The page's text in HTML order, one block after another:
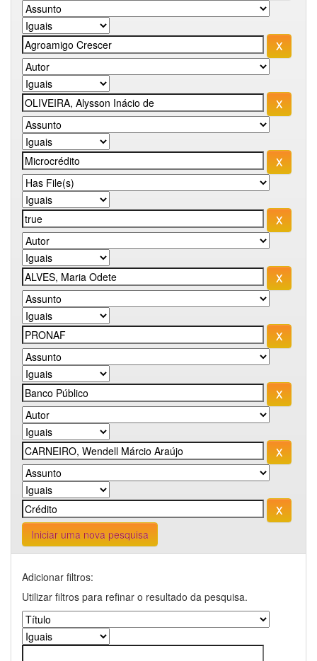
Iniciar uma nova pesquisa
Adicionar filtros:
Utilizar filtros para refinar o resultado da pesquisa.